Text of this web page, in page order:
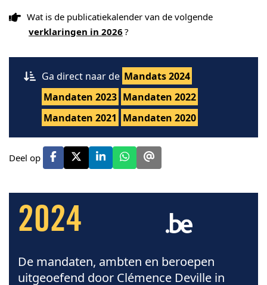
Wat is de publicatiekalender van de volgende
verklaringen in 2026 ?
Ga direct naar de Mandats 2024
Mandaten 2023 Mandaten 2022
Mandaten 2021 Mandaten 2020
Deel op
2024
De mandaten, ambten en beroepen
uitgeoefend door Clémence Deville in